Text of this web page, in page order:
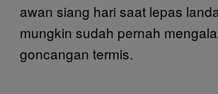
awan siang hari saat lepas
mungkin sudah pernah
goncangan termis.